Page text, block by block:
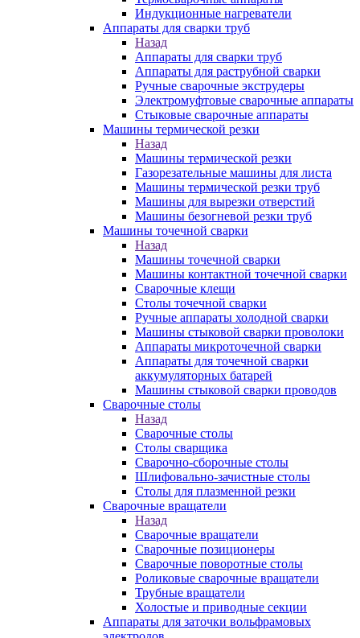
Индукционные нагреватели
Аппараты для сварки труб
Назад
Аппараты для сварки труб
Аппараты для раструбной сварки
Ручные сварочные экструдеры
Электромуфтовые сварочные аппараты
Стыковые сварочные аппараты
Машины термической резки
Назад
Машины термической резки
Газорезательные машины для листа
Машины термической резки труб
Машины для вырезки отверстий
Машины безогневой резки труб
Машины точечной сварки
Назад
Машины точечной сварки
Машины контактной точечной сварки
Сварочные клещи
Столы точечной сварки
Ручные аппараты холодной сварки
Машины стыковой сварки проволоки
Аппараты микроточечной сварки
Аппараты для точечной сварки
аккумуляторных батарей
Машины стыковой сварки проводов
Сварочные столы
Назад
Сварочные столы
Столы сварщика
Сварочно-сборочные столы
Шлифовально-зачистные столы
Столы для плазменной резки
Сварочные вращатели
Назад
Сварочные вращатели
Сварочные позиционеры
Сварочные поворотные столы
Роликовые сварочные вращатели
Трубные вращатели
Холостые и приводные секции
Аппараты для заточки вольфрамовых